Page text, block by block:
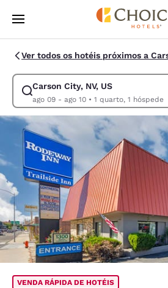
Pular Para Conteúdo Principal
Ver todos os hotéis próximos a
Carson City, NV, US
ago 09 - ago 10• 1 quarto, 1 hóspede
Modificar pesquisa para Carson City,
VENDA RÁPIDA DE HOTÉIS